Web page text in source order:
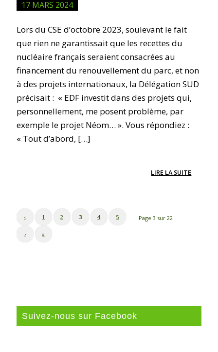
17 MARS 2024
Lors du CSE d’octobre 2023, soulevant le fait
que rien ne garantissait que les recettes du
nucléaire français seraient consacrées au
financement du renouvellement du parc, et non
à des projets internationaux, la Délégation SUD
précisait : « EDF investit dans des projets qui,
personnellement, me posent problème, par
exemple le projet Néom… ». Vous répondiez :
« Tout d’abord, […]
LIRE LA SUITE
Page 3 sur 22
‹ 1 2 3 4 5
› »
Suivez-nous sur Facebook